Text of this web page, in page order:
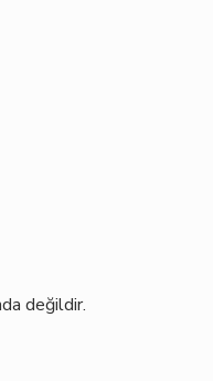
değildir.